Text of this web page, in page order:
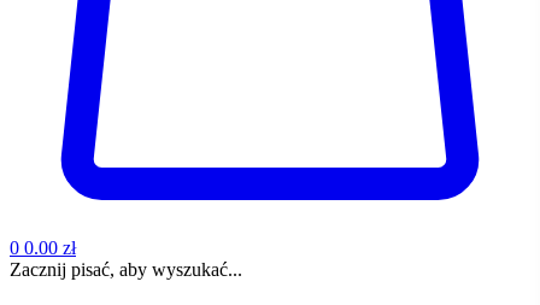
0 0.00 zł
Zacznij pisać, aby wyszukać...